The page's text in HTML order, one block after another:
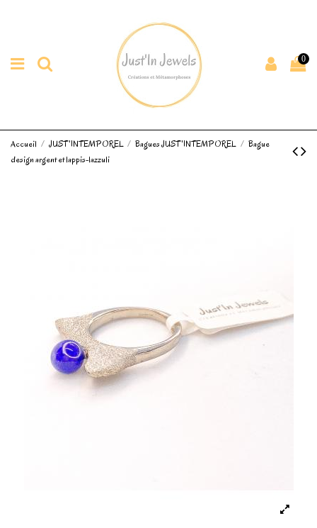
0
Accueil JUST'INTEMPOREL Bagues JUST'INTEMPOREL
Bague
design argent et lappis-lazzuli